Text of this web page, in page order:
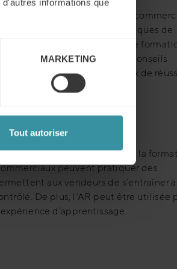
informations que
MARKETING
Tout autoriser
le paysage de la formation
fonction des besoins spécifiques de
et proposent des modules de
interactives et des conseils
augmentant ainsi les taux de
Parmis les tendances de la
peuvent pratiquer des
aux vendeurs de s’entraîner
De plus, l’AR peut être utilisée
d’apprentissage.